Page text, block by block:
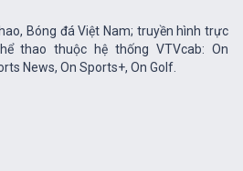
Bóng đá Việt Nam; truyền hình trực
thao thuộc hệ thống VTVcab: On
News, On Sports+, On Golf.